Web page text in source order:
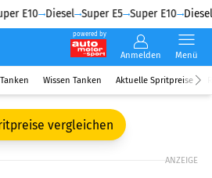
E10 Diesel Super E5 Super E10 Diesel
powered by
Anmelden Menü
Wissen Tanken Aktuelle Spritpreise
vergleichen
ANZEIGE